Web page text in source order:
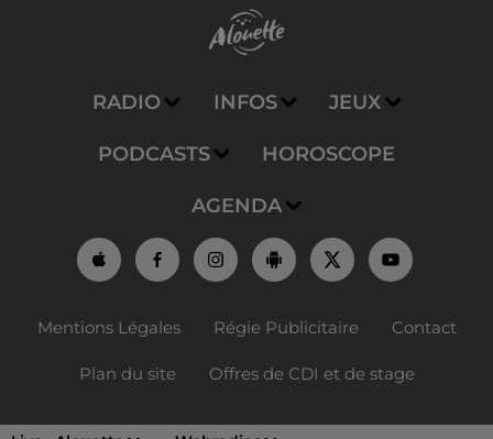
RADIO INFOS JEUX
PODCASTS HOROSCOPE
AGENDA
Mentions Légales Régie Publicitaire Contact
Plan du site Offres de CDI et de stage